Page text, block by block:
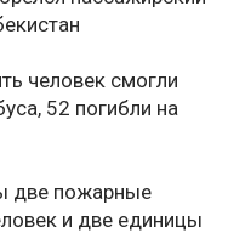
человек смогли
52 погибли на
две пожарные
и две единицы